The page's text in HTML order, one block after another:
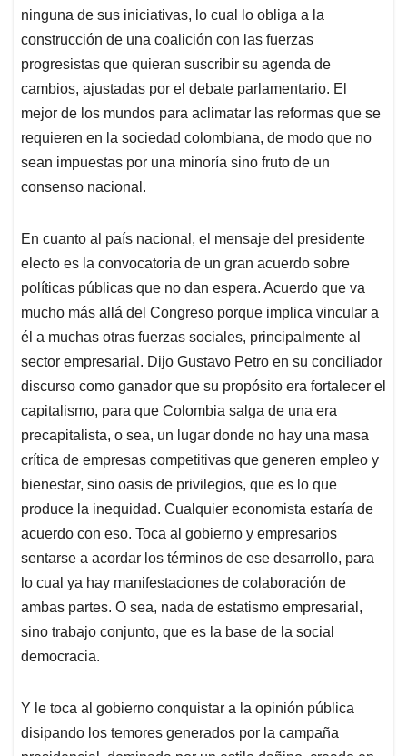
ninguna de sus iniciativas, lo cual lo obliga a la
construcción de una coalición con las fuerzas
progresistas que quieran suscribir su agenda de
cambios, ajustadas por el debate parlamentario. El
mejor de los mundos para aclimatar las reformas que se
requieren en la sociedad colombiana, de modo que no
sean impuestas por una minoría sino fruto de un
consenso nacional.
En cuanto al país nacional, el mensaje del presidente
electo es la convocatoria de un gran acuerdo sobre
políticas públicas que no dan espera. Acuerdo que va
mucho más allá del Congreso porque implica vincular a
él a muchas otras fuerzas sociales, principalmente al
sector empresarial. Dijo Gustavo Petro en su conciliador
discurso como ganador que su propósito era fortalecer el
capitalismo, para que Colombia salga de una era
precapitalista, o sea, un lugar donde no hay una masa
crítica de empresas competitivas que generen empleo y
bienestar, sino oasis de privilegios, que es lo que
produce la inequidad. Cualquier economista estaría de
acuerdo con eso. Toca al gobierno y empresarios
sentarse a acordar los términos de ese desarrollo, para
lo cual ya hay manifestaciones de colaboración de
ambas partes. O sea, nada de estatismo empresarial,
sino trabajo conjunto, que es la base de la social
democracia.
Y le toca al gobierno conquistar a la opinión pública
disipando los temores generados por la campaña